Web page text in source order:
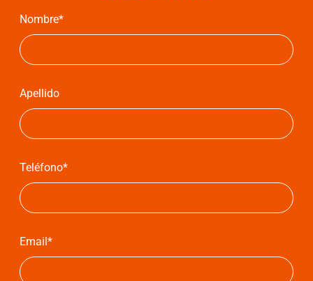
Nombre*
Apellido
Teléfono*
Email*